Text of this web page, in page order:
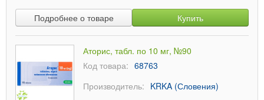
Подробнее о товаре Купить
Аторис, табл. по 10 мг, №90
Код товара: 68763
Производитель: KRKA (Словения)